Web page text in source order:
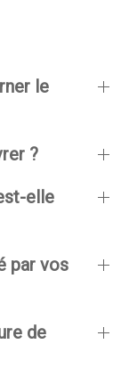
le
?
elle
par vos
de